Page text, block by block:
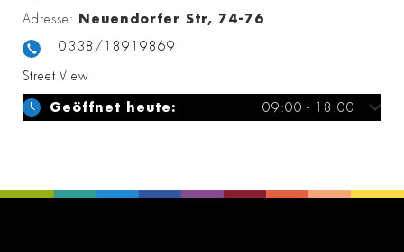
Adresse: Neuendorfer Str, 74-76
0338/18919869
Street View
Geöffnet heute: 09:00 - 18:00